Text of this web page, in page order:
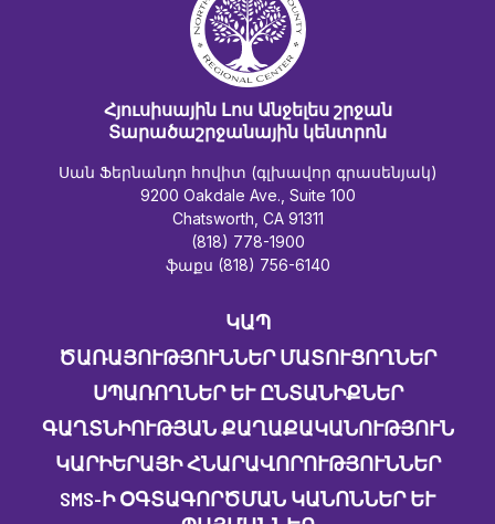
Հյուսիսային Լոս Անջելես շրջան
Տարածաշրջանային կենտրոն
Սան Ֆերնանդո հովիտ (գլխավոր գրասենյակ)
9200 Oakdale Ave., Suite 100
Chatsworth, CA 91311
(818) 778-1900
ֆաքս (818) 756-6140
ԿԱՊ
ԾԱՌԱՅՈՒԹՅՈՒՆՆԵՐ ՄԱՏՈՒՑՈՂՆԵՐ
ՍՊԱՌՈՂՆԵՐ ԵՒ ԸՆՏԱՆԻՔՆԵՐ
ԳԱՂՏՆԻՈՒԹՅԱՆ ՔԱՂԱՔԱԿԱՆՈՒԹՅՈՒՆ
ԿԱՐԻԵՐԱՅԻ ՀՆԱՐԱՎՈՐՈՒԹՅՈՒՆՆԵՐ
SMS-Ի ՕԳՏԱԳՈՐԾՄԱՆ ԿԱՆՈՆՆԵՐ ԵՒ Պ